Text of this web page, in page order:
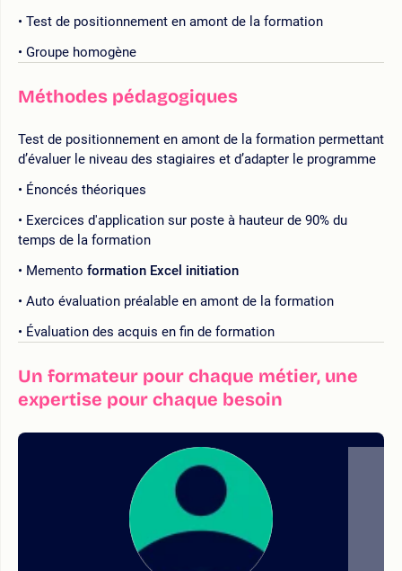
Test de positionnement en amont de la formation
Groupe homogène
Méthodes pédagogiques
Test de positionnement en amont de la formation permettant
d’évaluer le niveau des stagiaires et d’adapter le programme
Énoncés théoriques
Exercices d'application sur poste à hauteur de 90% du
temps de la formation
Memento formation Excel initiation
Auto évaluation préalable en amont de la formation
Évaluation des acquis en fin de formation
Un formateur pour chaque métier, une
expertise pour chaque besoin